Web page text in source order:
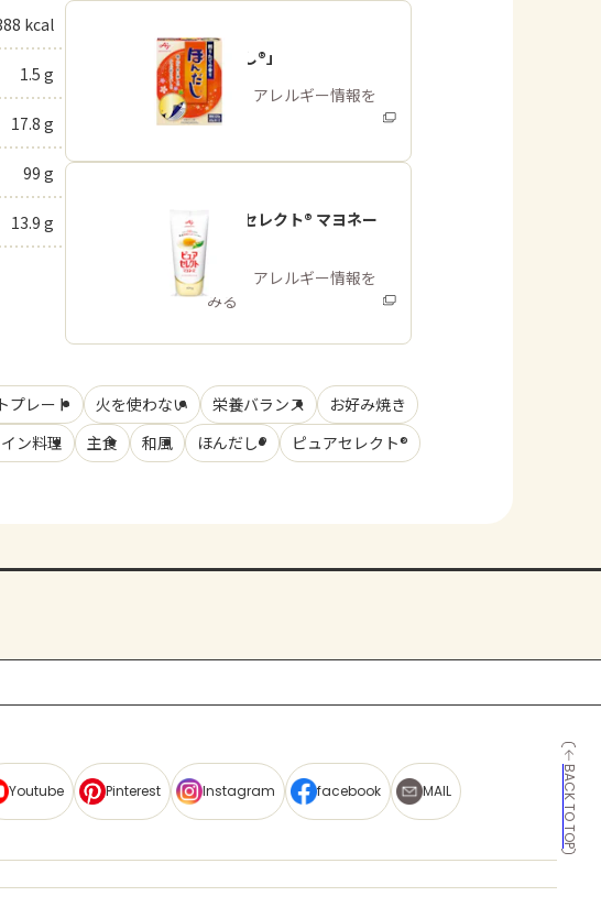
kcal
1.5 g
17.8 g
99 g
13.9 g
「ほんだし®」
商品・アレルギー情報を
みる
「ピュアセレクト® マヨネー
ズ」
商品・アレルギー情報を
みる
プレート 火を使わない 栄養バランス
お好み焼き
ン料理 主食 和風 ほんだし® ピュアセレクト®
BACK TO TOP
Youtube Pinterest Instagram facebook MAIL